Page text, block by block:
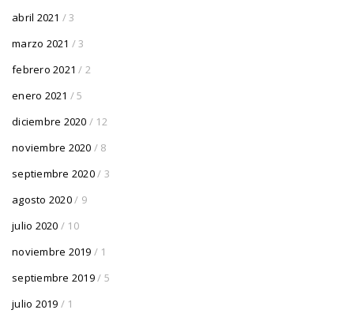
abril 2021 / 3
marzo 2021 / 3
febrero 2021 / 2
enero 2021 / 5
diciembre 2020 / 12
noviembre 2020 / 8
septiembre 2020/ 3
agosto 2020/ 9
julio 2020 / 10
noviembre 2019 / 1
septiembre 2019/ 5
julio 2019 / 1